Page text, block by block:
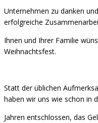
Unternehmen zu danken
erfolgreiche
Ihnen und Ihrer Familie
Weihnachtsfest.
Statt der üblichen
haben wir uns wie schon in
Jahren entschlossen, das